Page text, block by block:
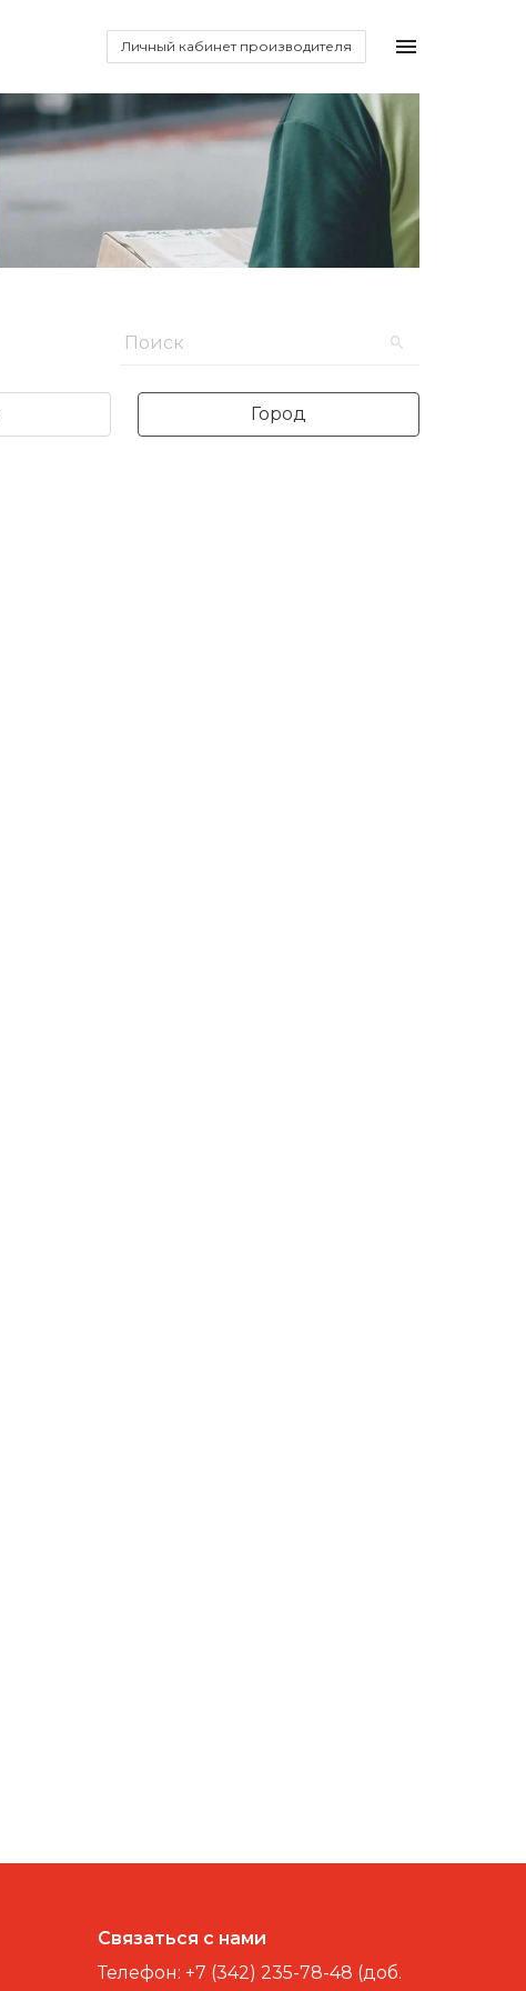
Личный кабинет производителя
Город
Связаться с нами
Телефон:+7 (342) 235-78-48 (доб.